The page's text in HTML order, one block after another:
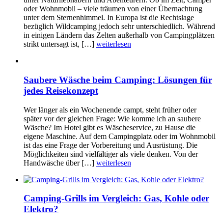
oder Wohnmobil – viele träumen von einer Übernachtung
unter dem Sternenhimmel. In Europa ist die Rechtslage
bezüglich Wildcamping jedoch sehr unterschiedlich. Während
in einigen Ländern das Zelten außerhalb von Campingplätzen
strikt untersagt ist, […] weiterlesen
Saubere Wäsche beim Camping: Lösungen für
jedes Reisekonzept
Wer länger als ein Wochenende campt, steht früher oder
später vor der gleichen Frage: Wie komme ich an saubere
Wäsche? Im Hotel gibt es Wäscheservice, zu Hause die
eigene Maschine. Auf dem Campingplatz oder im Wohnmobil
ist das eine Frage der Vorbereitung und Ausrüstung. Die
Möglichkeiten sind vielfältiger als viele denken. Von der
Handwäsche über […] weiterlesen
Camping-Grills im Vergleich: Gas, Kohle oder
Elektro?